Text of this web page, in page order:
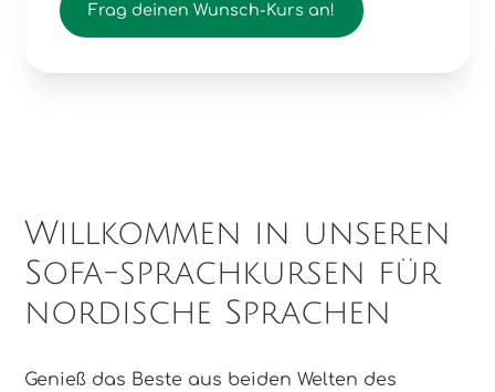
Frag deinen Wunsch-Kurs an!
Willkommen in unseren
Sofa-sprachkursen für
nordische Sprachen
Genieß das Beste aus beiden Welten des